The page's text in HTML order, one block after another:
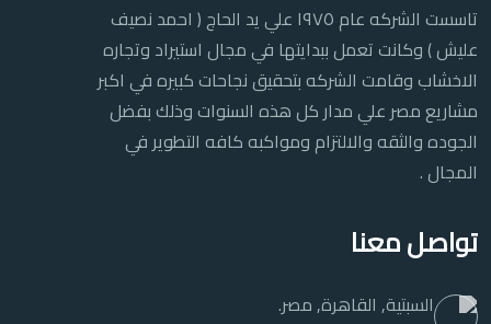
تاسست الشركه عام ١٩٧٥ علي يد الحاج ( احمد نصيف
عليش ) وكانت تعمل ببدايتها في مجال استيراد وتجاره
الاخشاب وقامت الشركه بتحقيق نجاحات كبيره في اكبر
مشاريع مصر علي مدار كل هذه السنوات وذلك بفضل
الجوده والثقه والالتزام ومواكبه كافه التطوير في
المجال .
تواصل معنا
السبتية, القاهرة, مصر.